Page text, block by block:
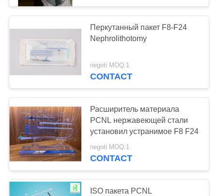
Надлобковый
катетер Cystostomy
Цифров гибкое
Ureteroscope
10
Перкутанный пакет F8-F24
Nephrolithotomy
negoti MOQ:1
CONTACT
Расширитель материала
PCNL нержавеющей стали
установил устранимое F8 F24
negoti MOQ:1
CONTACT
ISO пакета PCNL